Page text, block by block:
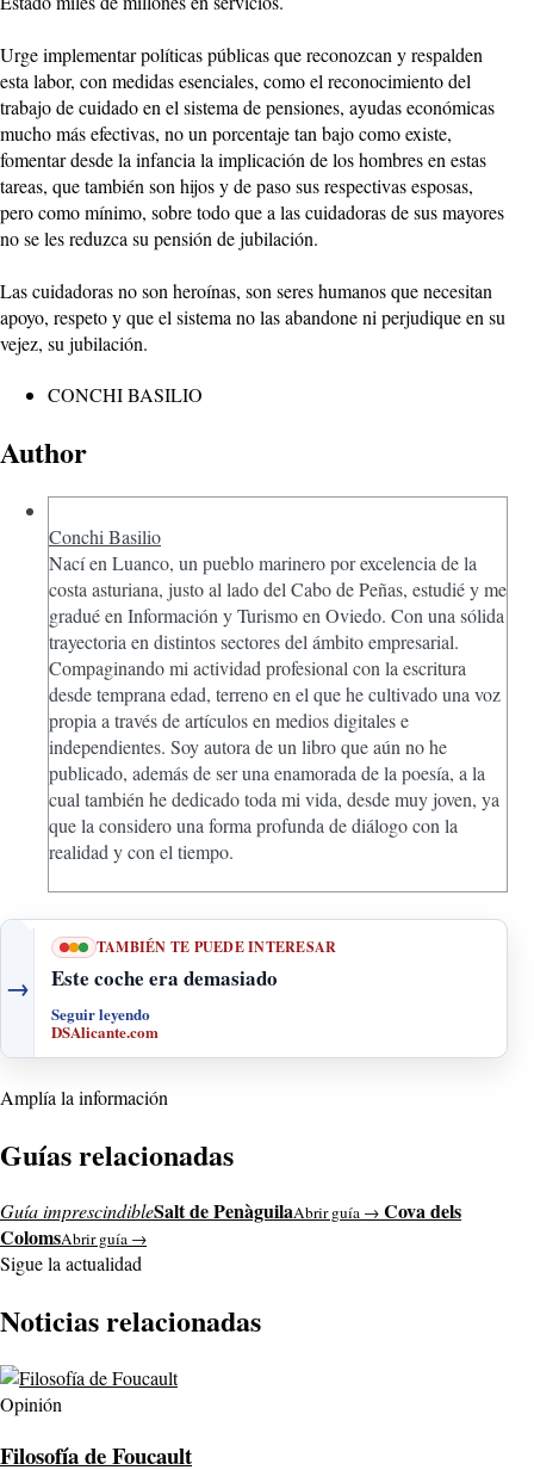
Urge implementar políticas públicas que reconozcan y respalden
esta labor, con medidas esenciales, como el reconocimiento del
trabajo de cuidado en el sistema de pensiones, ayudas económicas
mucho más efectivas, no un porcentaje tan bajo como existe,
fomentar desde la infancia la implicación de los hombres en estas
tareas, que también son hijos y de paso sus respectivas esposas,
pero como mínimo, sobre todo que a las cuidadoras de sus mayores
no se les reduzca su pensión de jubilación.
Las cuidadoras no son heroínas, son seres humanos que necesitan
apoyo, respeto y que el sistema no las abandone ni perjudique en su
vejez, su jubilación.
CONCHI BASILIO
Author
Conchi Basilio
Nací en Luanco, un pueblo marinero por excelencia de la
costa asturiana, justo al lado del Cabo de Peñas, estudié y me
gradué en Información y Turismo en Oviedo. Con una sólida
trayectoria en distintos sectores del ámbito empresarial.
Compaginando mi actividad profesional con la escritura
desde temprana edad, terreno en el que he cultivado una voz
propia a través de artículos en medios digitales e
independientes. Soy autora de un libro que aún no he
publicado, además de ser una enamorada de la poesía, a la
cual también he dedicado toda mi vida, desde muy joven, ya
que la considero una forma profunda de diálogo con la
realidad y con el tiempo.
→
TAMBIÉN TE PUEDE INTERESAR
Este coche era demasiado
Seguir leyendo
DSAlicante.com
Amplía la información
Guías relacionadas
Guía imprescindibleSalt de PenàguilaAbrir guía → Cova dels
ColomsAbrir guía →
Sigue la actualidad
Noticias relacionadas
Opinión
Filosofía de Foucault